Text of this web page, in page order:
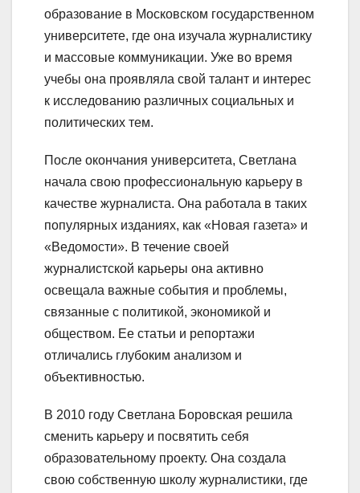
образование в Московском государственном
университете, где она изучала журналистику
и массовые коммуникации. Уже во время
учебы она проявляла свой талант и интерес
к исследованию различных социальных и
политических тем.
После окончания университета, Светлана
начала свою профессиональную карьеру в
качестве журналиста. Она работала в таких
популярных изданиях, как «Новая газета» и
«Ведомости». В течение своей
журналистской карьеры она активно
освещала важные события и проблемы,
связанные с политикой, экономикой и
обществом. Ее статьи и репортажи
отличались глубоким анализом и
объективностью.
В 2010 году Светлана Боровская решила
сменить карьеру и посвятить себя
образовательному проекту. Она создала
свою собственную школу журналистики, где